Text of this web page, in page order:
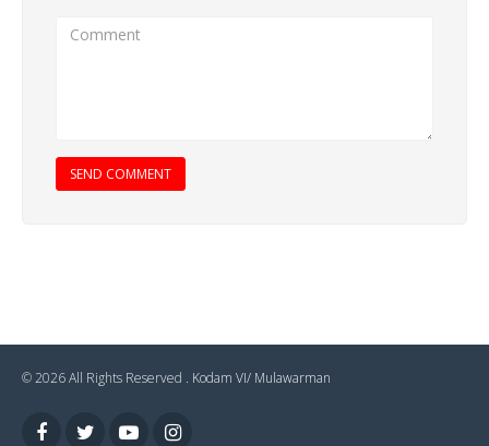
SEND COMMENT
© 2026 All Rights Reserved . Kodam VI/ Mulawarman